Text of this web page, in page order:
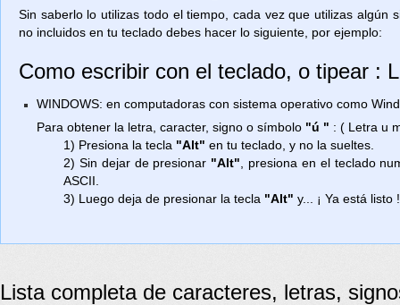
Sin saberlo lo utilizas todo el tiempo, cada vez que utilizas
no incluidos en tu teclado debes hacer lo siguiente, por ejemplo:
Como escribir con el teclado, o tipear :
WINDOWS: en computadoras con sistema operativo como
Para obtener la letra, caracter, signo o símbolo "ú " : ( Letra u
1) Presiona la tecla "Alt" en tu teclado, y no la sueltes.
2) Sin dejar de presionar "Alt" , presiona en el teclado
ASCII.
3) Luego deja de presionar la tecla "Alt" y... ¡ Ya está listo
Lista completa de caracteres, letras,